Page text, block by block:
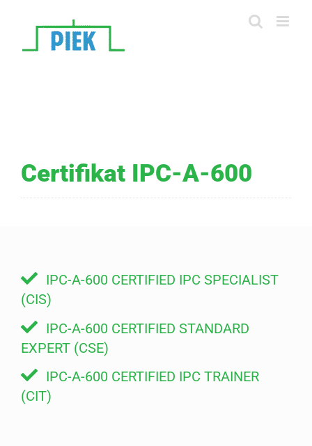
Certifikat IPC-A-600
IPC-A-600 CERTIFIED IPC SPECIALIST
(CIS)
IPC-A-600 CERTIFIED STANDARD
EXPERT (CSE)
IPC-A-600 CERTIFIED IPC TRAINER
(CIT)